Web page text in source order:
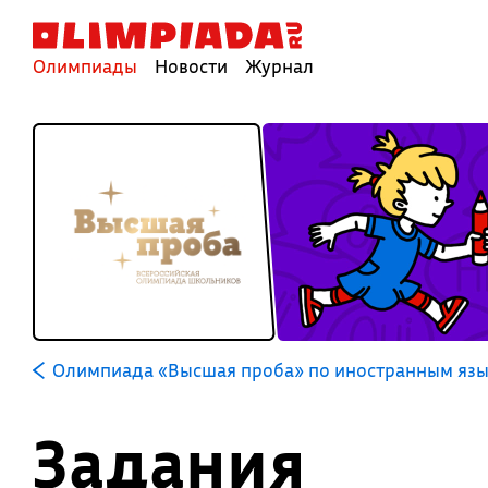
Олимпиады Новости Журнал
Олимпиада «Высшая проба» по иностранным
Задания